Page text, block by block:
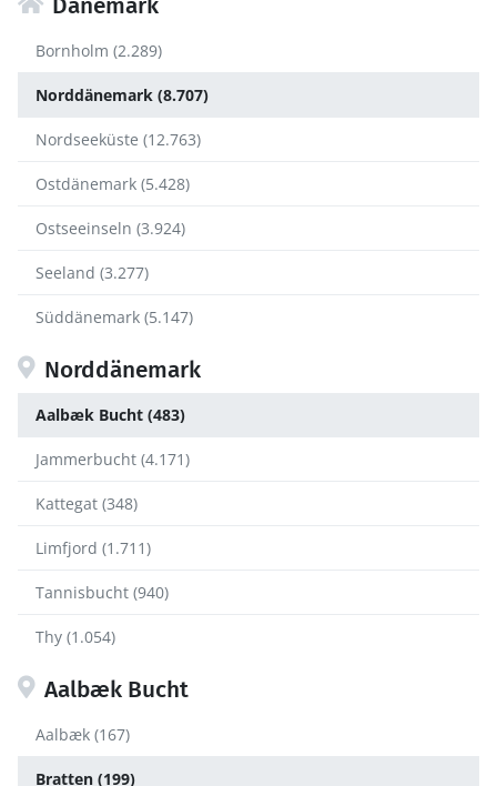
Bornholm (2.289)
Norddänemark (8.707)
Nordseeküste (12.763)
Ostdänemark (5.428)
Ostseeinseln (3.924)
Seeland (3.277)
Süddänemark (5.147)
Norddänemark
Aalbæk Bucht (483)
Jammerbucht (4.171)
Kattegat (348)
Limfjord (1.711)
Tannisbucht (940)
Thy (1.054)
Aalbæk Bucht
Aalbæk (167)
Bratten (199)